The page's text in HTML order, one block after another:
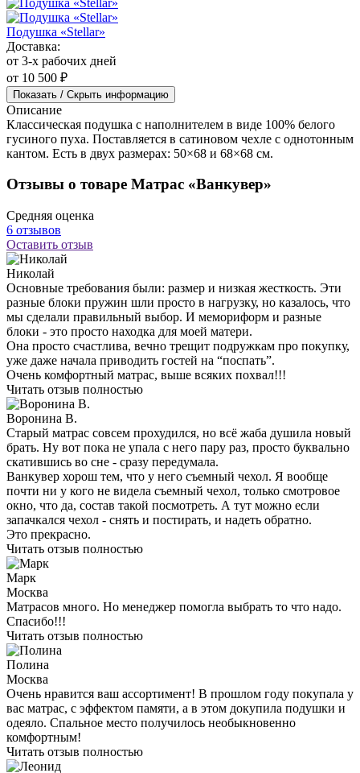
Подушка «Stellar»
Доставка:
от 3-х рабочих дней
от 10 500 ₽
Показать / Скрыть информацию
Описание
Классическая подушка с наполнителем в виде 100% белого
гусиного пуха. Поставляется в сатиновом чехле с однотонным
кантом. Есть в двух размерах: 50×68 и 68×68 см.
Отзывы о товаре Матрас «Ванкувер»
Средняя оценка
6 отзывов
Оставить отзыв
Николай
Основные требования были: размер и низкая жесткость. Эти
разные блоки пружин шли просто в нагрузку, но казалось, что
мы сделали правильный выбор. И мемориформ и разные
блоки - это просто находка для моей матери.
Она просто счастлива, вечно трещит подружкам про покупку,
уже даже начала приводить гостей на “поспать”.
Очень комфортный матрас, выше всяких похвал!!!
Читать отзыв полностью
Воронина В.
Старый матрас совсем прохудился, но всё жаба душила новый
брать. Ну вот пока не упала с него пару раз, просто буквально
скатившись во сне - сразу передумала.
Ванкувер хорош тем, что у него съемный чехол. Я вообще
почти ни у кого не видела съемный чехол, только смотровое
окно, что да, состав такой посмотреть. А тут можно если
запачкался чехол - снять и постирать, и надеть обратно.
Это прекрасно.
Читать отзыв полностью
Марк
Москва
Матрасов много. Но менеджер помогла выбрать то что надо.
Спасибо!!!
Читать отзыв полностью
Полина
Москва
Очень нравится ваш ассортимент! В прошлом году покупала у
вас матрас, с эффектом памяти, а в этом докупила подушки и
одеяло. Спальное место получилось необыкновенно
комфортным!
Читать отзыв полностью